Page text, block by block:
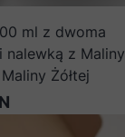
ml z dwoma
nalewką z Maliny
Żółtej